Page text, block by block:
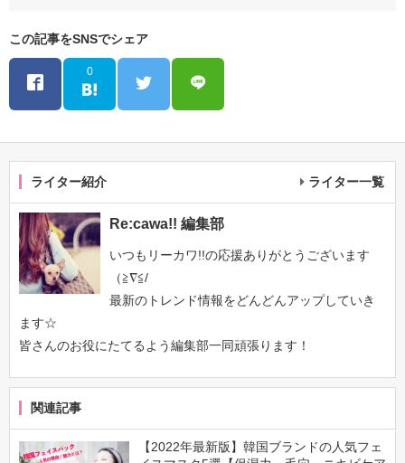
この記事をSNSでシェア
0
ライター紹介 ライター一覧
Re:cawa!! 編集部
いつもリーカワ!!の応援ありがとうございます
（≧∇≦/
最新のトレンド情報をどんどんアップしていき
ます☆
皆さんのお役にたてるよう編集部一同頑張ります！
関連記事
【2022年最新版】韓国ブランドの人気フェ